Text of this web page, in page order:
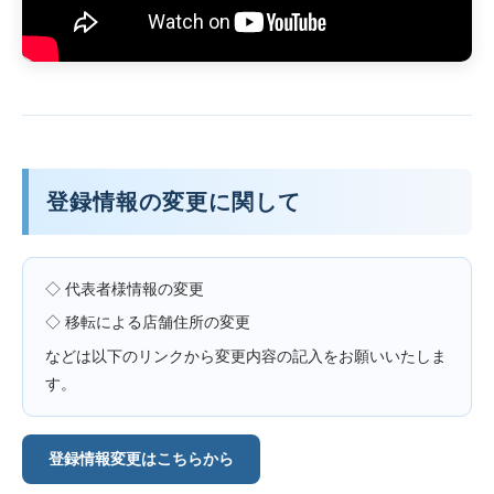
登録情報の変更に関して
◇ 代表者様情報の変更
◇ 移転による店舗住所の変更
などは以下のリンクから変更内容の記入をお願いいたしま
す。
登録情報変更はこちらから